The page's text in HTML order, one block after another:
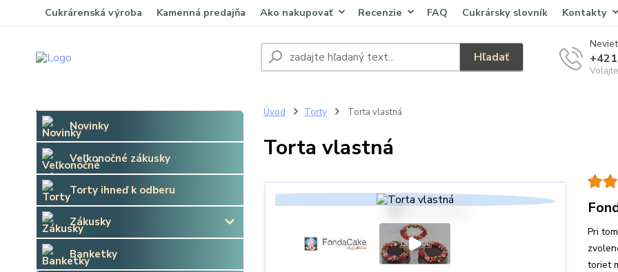
Cukrárenská výroba Kamenná predajňa Ako nakupovať Recenzie FAQ Cukrársky slovník Kontakty
Hľadať
Novinky
Veľkonočné zákusky
Torty ihneď k odberu
Zákusky
Banketky
Úvod Torty Torta vlastná
Torta vlastná
Pri
toriet